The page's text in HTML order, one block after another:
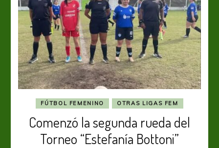
FÚTBOL FEMENINO OTRAS LIGAS FEM
Comenzó la segunda rueda del
Torneo “Estefanía Bottoni”